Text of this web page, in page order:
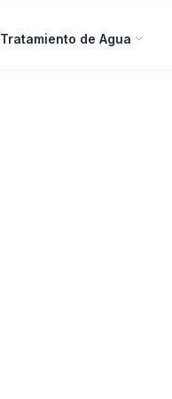
Tratamiento de Agua